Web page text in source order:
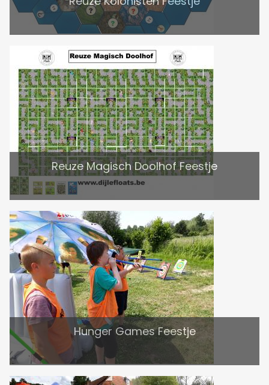
Reuze Magisch Doolhof Feestje
Hunger Games Feestje